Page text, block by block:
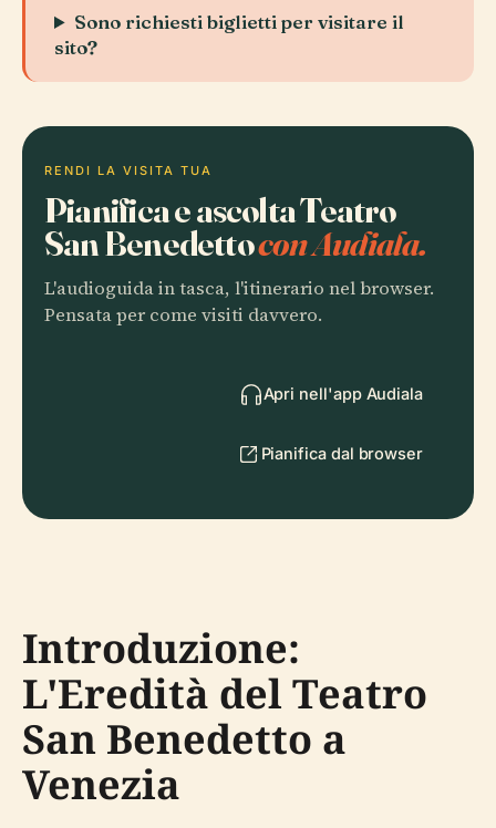
Sono richiesti biglietti per visitare il
sito?
RENDI LA VISITA TUA
Pianifica e ascolta Teatro
San Benedettocon Audiala.
L'audioguida in tasca, l'itinerario nel browser.
Pensata per come visiti davvero.
Apri nell'app Audiala
Pianifica dal browser
Introduzione:
L'Eredità del Teatro
San Benedetto a
Venezia